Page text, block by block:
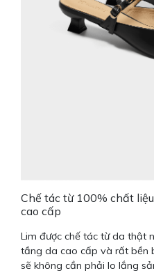
Chế tác từ 100% chất
cao cấp
Lim được chế tác từ da thật
tầng da cao cấp và rất bền
sẽ không cần phải lo lắng